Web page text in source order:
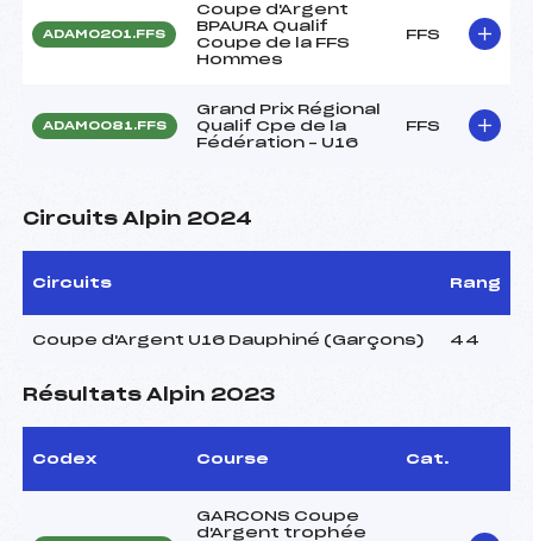
ADAM0201.FFS
Coupe d'Argent
BPAURA Qualif
Coupe de la FFS
Hommes
FFS
ADAM0081.FFS
Grand Prix Régional
Qualif Cpe de la
Fédération – U16
FFS
Circuits Alpin 2024
Circuits Rang
Coupe d'Argent U16 Dauphiné (Garçons) 44
Résultats Alpin 2023
Codex Course Cat.
GARCONS Coupe
d'Argent trophée